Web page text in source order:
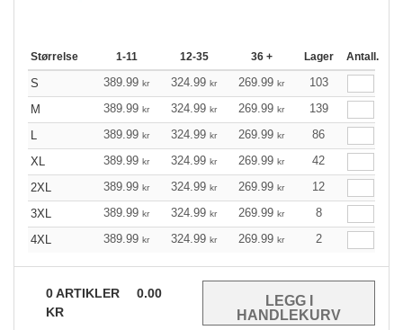
Størrelse 1-11 12-35 36 + Lager Antall.
S 389.99 kr 324.99 kr 269.99 kr
103
M
389.99 kr 324.99 kr 269.99 kr
139
L
389.99 kr 324.99 kr 269.99 kr
86
XL
389.99 kr 324.99 kr 269.99 kr
42
2XL
389.99 kr 324.99 kr 269.99 kr
12
3XL
389.99 kr 324.99 kr 269.99 kr
8
4XL
389.99 kr 324.99 kr 269.99 kr 2
0ARTIKLER
0.00
KR